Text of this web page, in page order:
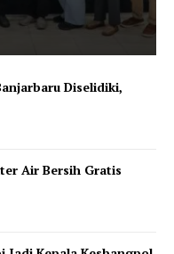
Diselidiki,
Air Bersih Gratis